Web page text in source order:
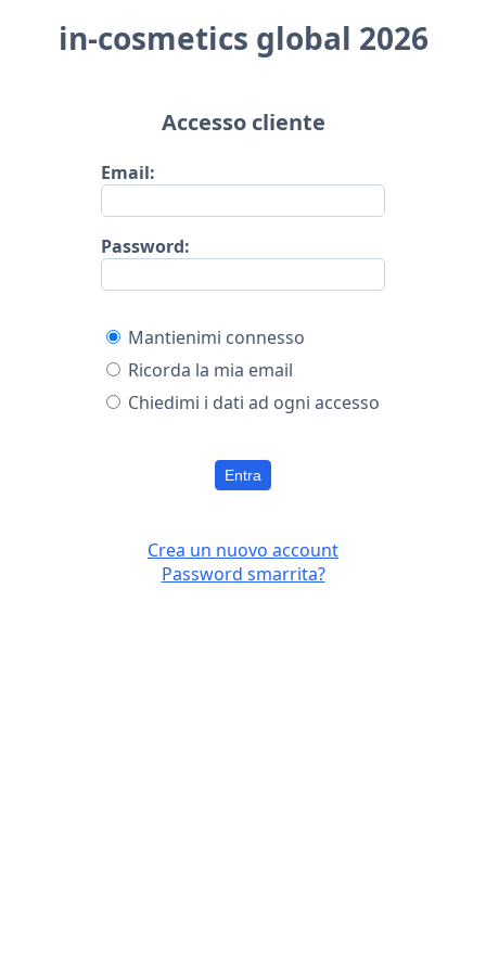
in-cosmetics global 2026
Accesso cliente
Email:
Password:
Mantienimi connesso
Ricorda la mia email
Chiedimi i dati ad ogni accesso
Entra
Crea un nuovo account
Password smarrita?